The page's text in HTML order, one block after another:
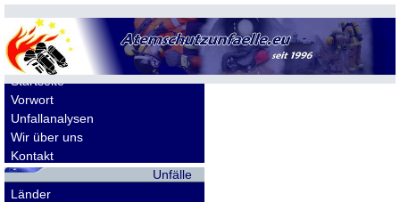
Allgemeines
Startseite
Vorwort
Unfallanalysen
Wir über uns
Kontakt
Unfälle
Länder